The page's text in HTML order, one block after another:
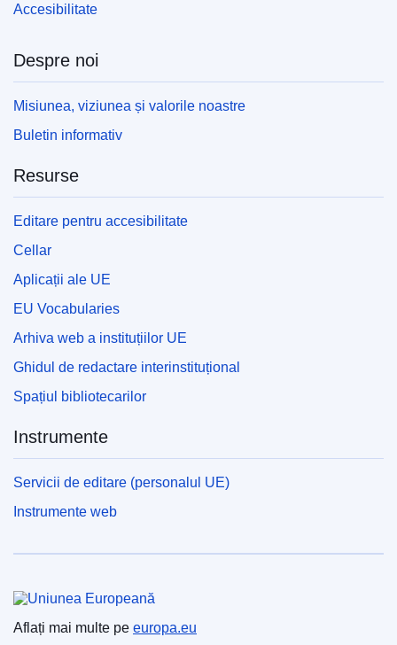
Accesibilitate
Despre noi
Misiunea, viziunea și valorile noastre
Buletin informativ
Resurse
Editare pentru accesibilitate
Cellar
Aplicații ale UE
EU Vocabularies
Arhiva web a instituțiilor UE
Ghidul de redactare interinstituțional
Spațiul bibliotecarilor
Instrumente
Servicii de editare (personalul UE)
Instrumente web
Aflați mai multe pe europa.eu